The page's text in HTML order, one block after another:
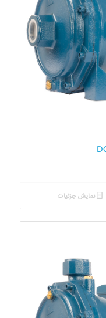
نمایش جزئیات